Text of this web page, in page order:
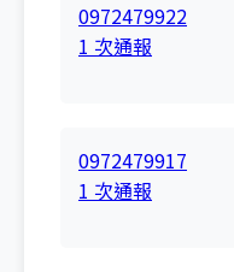
0972479922
1 次通報
0972479917
1 次通報